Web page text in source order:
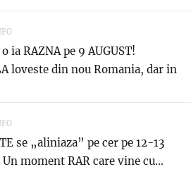
ia RAZNA pe 9 AUGUST!
loveste din nou Romania, dar in
se „aliniaza” pe cer pe 12-13
Un moment RAR care vine cu...